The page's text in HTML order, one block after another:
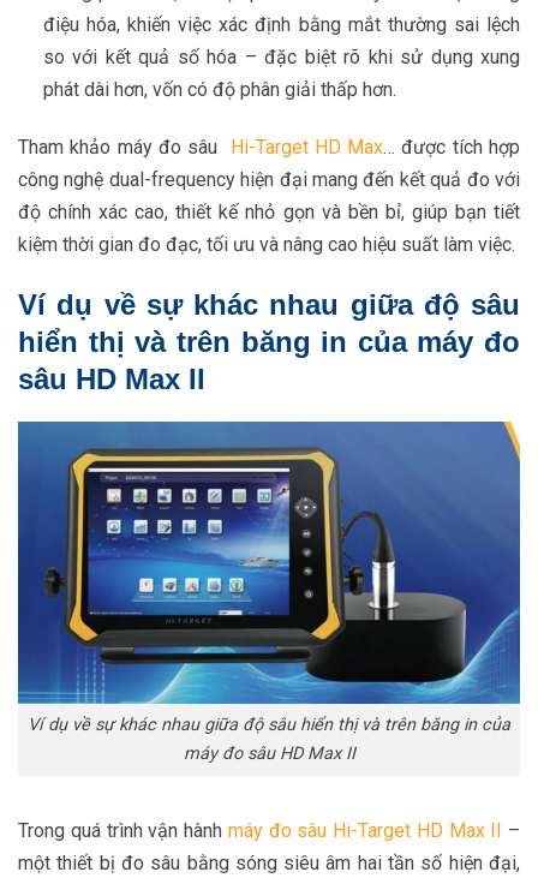
điệu hóa, khiến việc xác định bằng mắt thường sai lệch
so với kết quả số hóa – đặc biệt rõ khi sử dụng xung
phát dài hơn, vốn có độ phân giải thấp hơn.
Tham khảo máy đo sâu Hi-Target HD Max… được tích hợp
công nghệ dual-frequency hiện đại mang đến kết quả đo với
độ chính xác cao, thiết kế nhỏ gọn và bền bỉ, giúp bạn tiết
kiệm thời gian đo đạc, tối ưu và nâng cao hiệu suất làm việc.
Ví dụ về sự khác nhau giữa độ sâu
hiển thị và trên băng in của máy đo
sâu HD Max II
Ví dụ về sự khác nhau giữa độ sâu hiển thị và trên băng in của
máy đo sâu HD Max II
Trong quá trình vận hành máy đo sâu Hi-Target HD Max II –
một thiết bị đo sâu bằng sóng siêu âm hai tần số hiện đại,